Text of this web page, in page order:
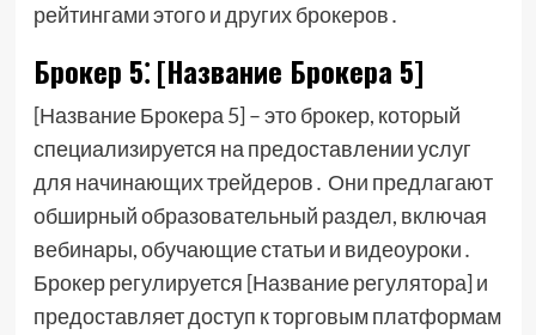
рейтингами этого и других брокеров․
Брокер 5⁚ [Название Брокера 5]
[Название Брокера 5] – это брокер, который
специализируется на предоставлении услуг
для начинающих трейдеров․ Они предлагают
обширный образовательный раздел, включая
вебинары, обучающие статьи и видеоуроки․
Брокер регулируется [Название регулятора] и
предоставляет доступ к торговым платформам